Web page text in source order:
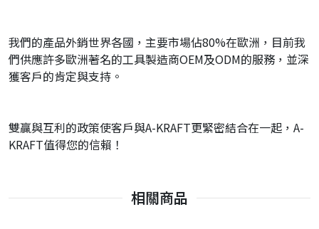
我們的產品外銷世界各國，主要市場佔80%在歐洲，目前我
們供應許多歐洲著名的工具製造商OEM及ODM的服務，並深
獲客戶的肯定與支持。
雙贏與互利的政策使客戶與A-KRAFT更緊密結合在一起，A-
KRAFT值得您的信賴！
相關商品